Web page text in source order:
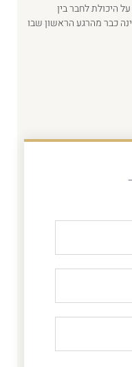
היכולת לחבר בין
כבר מהרגע הראשון שבו